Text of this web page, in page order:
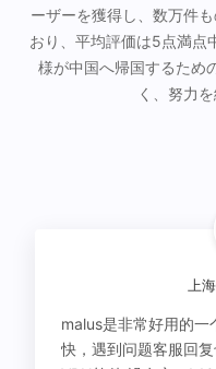
ーザーを獲得し、数万件
おり、平均評価は5点満点
様が中国へ帰国するため
く、努力
上
malus是非常好用的一
快，遇到问题客服回